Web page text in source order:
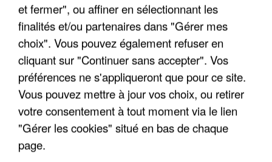
6 août 2026
Gabriel Attal et Raphaël Glucksmann visés par des
ingérences...
Sollicité, Sébastien Lecornu annonce un "travail
commun" avec les partis à la rentrée.
et fermer", ou affiner en sélectionnant les
finalités et/ou partenaires dans "Gérer mes
choix". Vous pouvez également refuser en
cliquant sur "Continuer sans accepter". Vos
préférences ne s'appliqueront que pour ce site.
Vous pouvez mettre à jour vos choix, ou retirer
votre consentement à tout moment via le lien
"Gérer les cookies" situé en bas de chaque
page.